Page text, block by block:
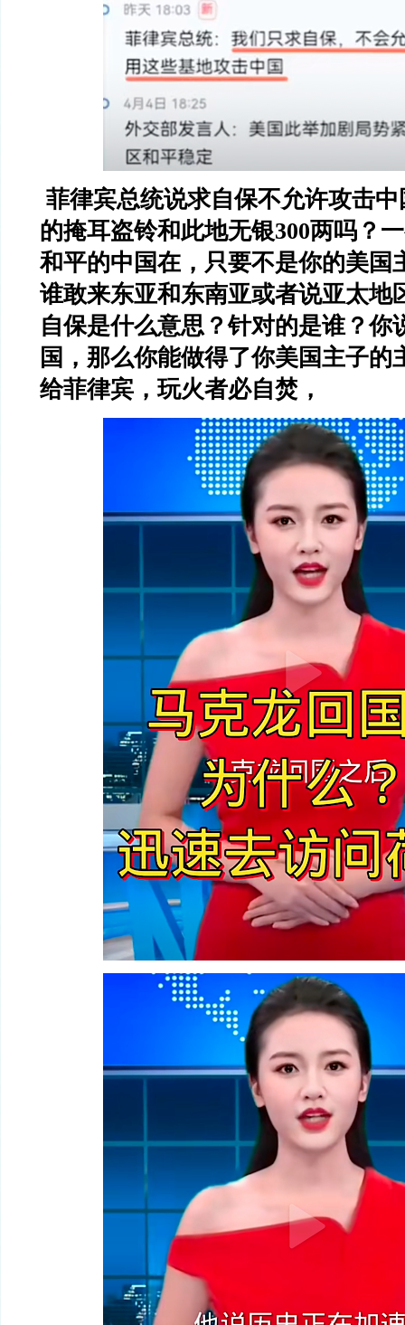
菲律宾总统说求自保不允许攻击
的掩耳盗铃和此地无银300两吗？
和平的中国在，只要不是你的美国
谁敢来东亚和东南亚或者说亚太地
自保是什么意思？针对的是谁？你
国，那么你能做得了你美国主子的
给菲律宾，玩火者必自焚，